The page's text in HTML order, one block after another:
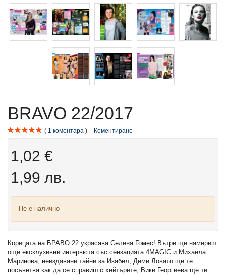
BRAVO 22/2017
1 коментара Коментиране
1,02 €
1,99 лв.
Не е налично
Корицата на БРАВО 22 украсява Селена Гомес! Вътре ще намериш
още ексклузивни интервюта със сензацията 4MAGIC и Михаела
Маринова, неиздавани тайни за Изабел, Деми Ловато ще те
посъветва как да се справиш с хейтърите, Вики Георгиева ще ти